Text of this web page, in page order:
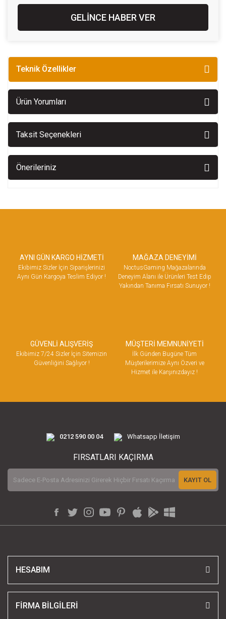
GELİNCE HABER VER
Teknik Özellikler
Ürün Yorumları
Taksit Seçenekleri
Önerileriniz
AYNI GÜN KARGO HİZMETİ
Ekibimiz Sizler İçin Siparişlerinizi
Aynı Gün Kargoya Teslim Ediyor !
MAĞAZA DENEYİMİ
NoctusGaming Mağazalarında
Deneyim Alanı ile Ürünleri Test Edip
Yakından Tanıma Fırsatı Sunuyor !
GÜVENLİ ALIŞVERİŞ
Ekibimiz 7/24 Sizler İçin Sitemizin
Güvenliğini Sağlıyor !
MÜŞTERİ MEMNUNİYETİ
İlk Günden Bugüne Tüm
Müşterilerimize Aynı Özveri ve
Hizmet ile Karşınızdayız !
0212 590 00 04 Whatsapp İletişim
FIRSATLARI KAÇIRMA
KAYIT OL
HESABIM
FİRMA BİLGİLERİ